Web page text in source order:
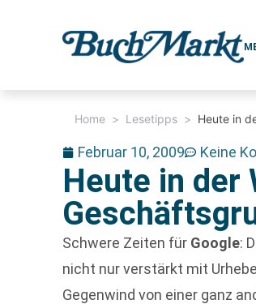
Home > Lesetipps > Heute in
Februar 10, 2009 Keine
Heute in der
Schwere Zeiten für Google:
nicht nur verstärkt mit
Gegenwind von einer ganz